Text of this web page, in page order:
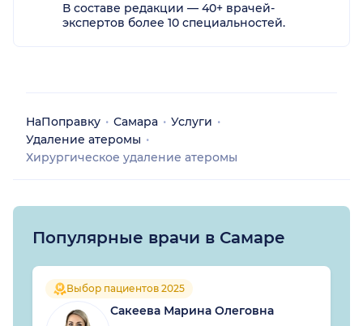
В составе редакции — 40+ врачей-
экспертов более 10 специальностей.
НаПоправку Самара
Услуги
Удаление атеромы
Хирургическое удаление атеромы
Популярные врачи в Самаре
Выбор пациентов 2025
Сакеева Марина Олеговна